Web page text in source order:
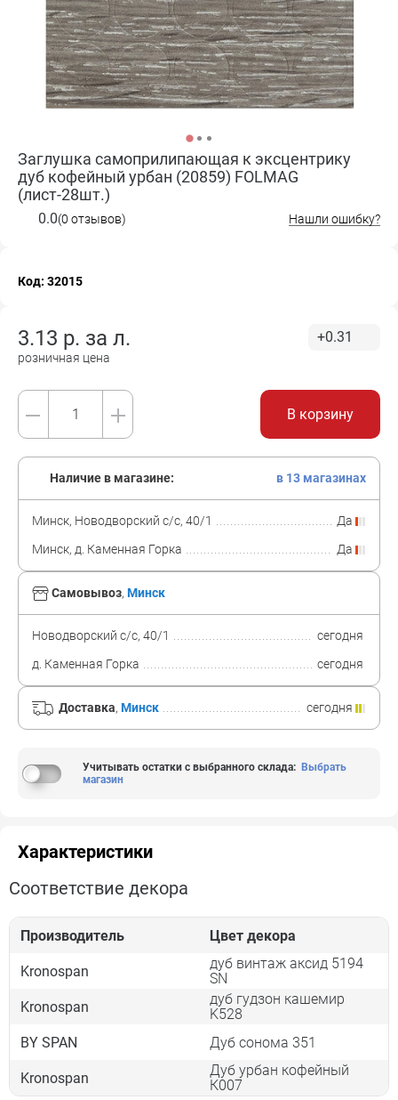
Заглушка самоприлипающая к эксцентрику
дуб кофейный урбан (20859) FOLMAG
(лист-28шт.)
0.0(0 отзывов) Нашли ошибку?
Код: 32015
3.13 р. за л.
розничная цена
+0.31
В корзину
Самовывоз, Минск
Новодворский с/с, 40/1
сегодня
д. Каменная Горка
сегодня
Доставка, Минск сегодня
Наличие в магазине: в 13 магазинах
Минск, Новодворский с/с, 40/1
Да
Минск, д. Каменная Горка
Да
Учитывать остатки с выбранного склада: Выбрать
магазин
Характеристики
Соответствие декора
Производитель Цвет декора
Kronospan
дуб винтаж аксид 5194
SN
Kronospan
дуб гудзон кашемир
K528
BY SPAN
Дуб сонома 351
Kronospan
Дуб урбан кофейный
К007